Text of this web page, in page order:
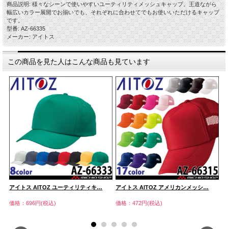
商品説明: 様々なシーンで使いやすいユーティリティメッシュキャップ。王道ながら
幅広いカラー展開でお揃いでも、それぞれに合わせてでもお使いいただけるキャップ
です。
型番: AZ-66335
メーカー: アイトス
この商品を見た人はこんな商品も見ています
アイトス AITOZ ユーティリティキ…
価格：696円(税込)
アイトス AITOZ アメリカンメッシ…
価格：472円(税込)